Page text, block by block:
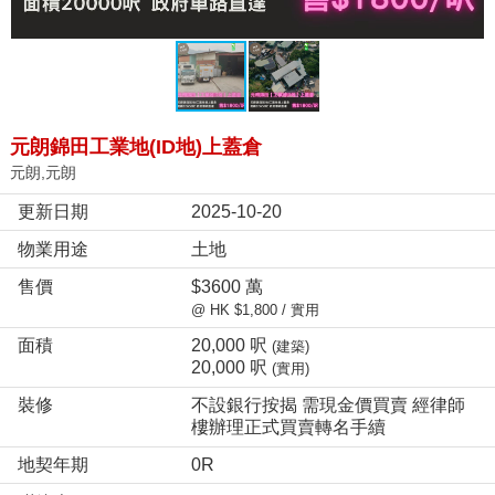
元朗錦田工業地(ID地)上蓋倉
元朗,元朗
更新日期
2025-10-20
物業用途
土地
售價
$3600 萬
@ HK $1,800 / 實用
面積 20,000 呎 (建築)
20,000 呎 (實用)
裝修
不設銀行按揭 需現金價買賣 經律師
樓辦理正式買賣轉名手續
地契年期
0R